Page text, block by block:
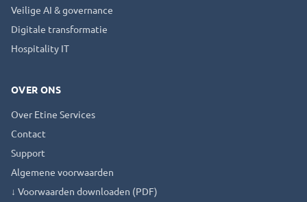
Veilige AI & governance
Digitale transformatie
Hospitality IT
OVER ONS
Over Etine Services
Contact
Support
Algemene voorwaarden
↓ Voorwaarden downloaden (PDF)